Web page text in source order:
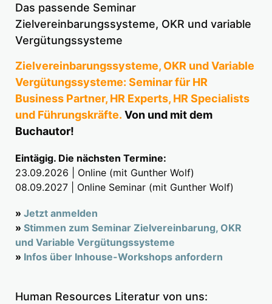
Das passende Seminar
Zielvereinbarungssysteme, OKR und variable
Vergütungssysteme
Zielvereinbarungssysteme, OKR und Variable
Vergütungssysteme: Seminar für HR
Business Partner, HR Experts, HR Specialists
und Führungskräfte. Von und mit dem
Buchautor!
Eintägig. Die nächsten Termine:
23.09.2026 | Online (mit Gunther Wolf)
08.09.2027 | Online Seminar (mit Gunther Wolf)
» Jetzt anmelden
» Stimmen zum Seminar Zielvereinbarung, OKR
und Variable Vergütungssysteme
» Infos über Inhouse-Workshops anfordern
Human Resources Literatur von uns: